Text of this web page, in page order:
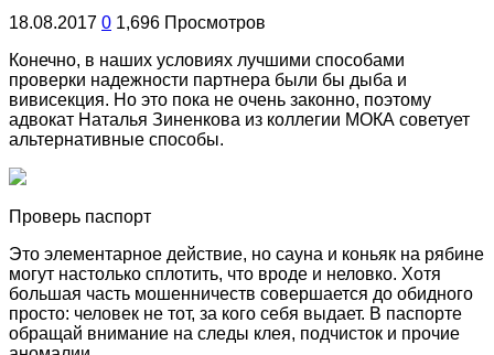
18.08.2017 0 1,696 Просмотров
Конечно, в наших условиях лучшими способами
проверки надежности партнера были бы дыба и
вивисекция. Но это пока не очень законно, поэтому
адвокат Наталья Зиненкова из коллегии МОКА советует
альтернативные способы.
Проверь паспорт
Это элементарное действие, но сауна и коньяк на рябине
могут настолько сплотить, что вроде и неловко. Хотя
большая часть мошенничеств совершается до обидного
просто: человек не тот, за кого себя выдает. В паспорте
обращай внимание на следы клея, подчисток и прочие